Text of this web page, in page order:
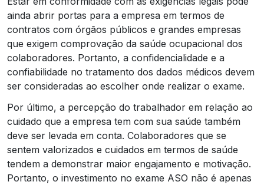
ainda abrir portas para a empresa em termos de
contratos com órgãos públicos e grandes empresas
que exigem comprovação da saúde ocupacional dos
colaboradores. Portanto, a confidencialidade e a
confiabilidade no tratamento dos dados médicos devem
ser consideradas ao escolher onde realizar o exame.
Por último, a percepção do trabalhador em relação ao
cuidado que a empresa tem com sua saúde também
deve ser levada em conta. Colaboradores que se
sentem valorizados e cuidados em termos de saúde
tendem a demonstrar maior engajamento e motivação.
Portanto, o investimento no exame ASO não é apenas